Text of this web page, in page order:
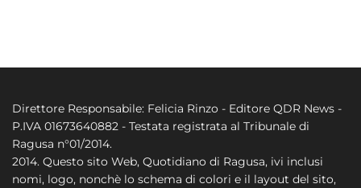
Direttore Responsabile: Felicia Rinzo - Editore QDR News -
P.IVA 01673640882 - Testata registrata al Tribunale di
Ragusa n°01/2014.
2014. Questo sito Web, Quotidiano di Ragusa, ivi inclusi
nomi, logo, nonchè lo schema di colori e il layout del sito,